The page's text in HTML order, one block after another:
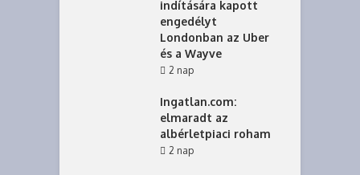
indítására kapott
engedélyt
Londonban az Uber
és a Wayve
2 nap
Ingatlan.com:
elmaradt az
albérletpiaci roham
2 nap